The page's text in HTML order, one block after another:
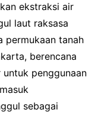
ekstraksi air
laut raksasa
permukaan tanah
berencana
penggunaan
sebagai